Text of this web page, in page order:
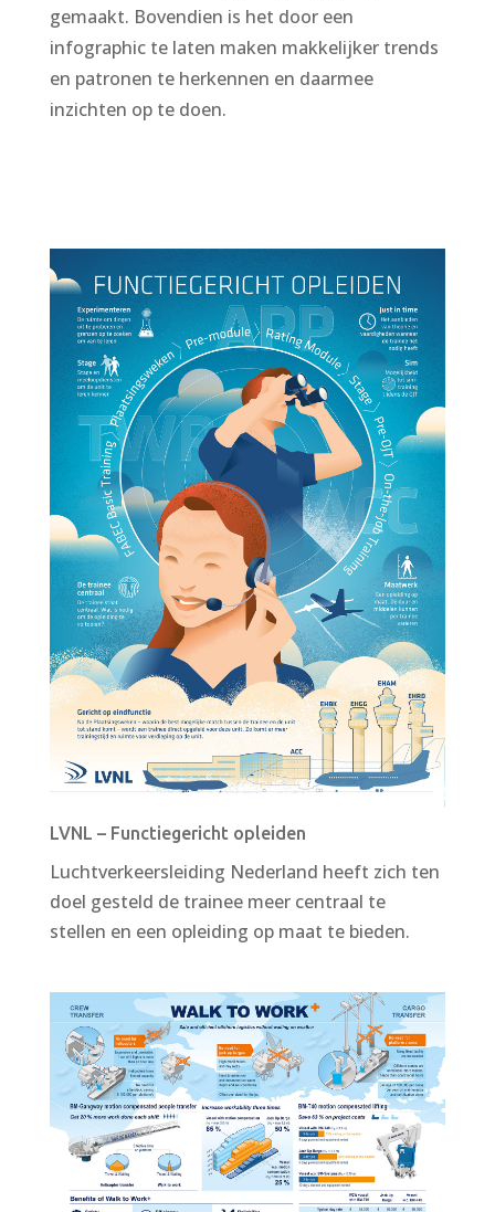
gemaakt. Bovendien is het door een
infographic te laten maken makkelijker trends
en patronen te herkennen en daarmee
inzichten op te doen.
LVNL – Functiegericht opleiden
Luchtverkeersleiding Nederland heeft zich ten
doel gesteld de trainee meer centraal te
stellen en een opleiding op maat te bieden.